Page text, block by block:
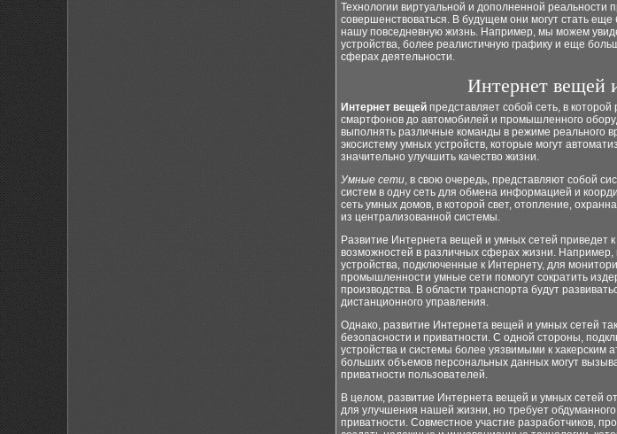
Технологии виртуальной и дополненной реальности
совершенствоваться. В будущем они могут стать
нашу повседневную жизнь. Например, мы можем
устройства, более реалистичную графику и еще
сферах деятельности.
Интернет вещей
Интернет вещей представляет собой сеть, в
смартфонов до автомобилей и промышленного
выполнять различные команды в режиме реального
экосистему умных устройств, которые могут
значительно улучшить качество жизни.
Умные сети, в свою очередь, представляют собой
систем в одну сеть для обмена информацией и
сеть умных домов, в которой свет, отопление,
из централизованной системы.
Развитие Интернета вещей и умных сетей приведет
возможностей в различных сферах жизни.
устройства, подключенные к Интернету, для
промышленности умные сети помогут сократить
производства. В области транспорта будут
дистанционного управления.
Однако, развитие Интернета вещей и умных сетей
безопасности и приватности. С одной стороны,
устройства и системы более уязвимыми к хакерским
больших объемов персональных данных могут
приватности пользователей.
В целом, развитие Интернета вещей и умных сетей
для улучшения нашей жизни, но требует
приватности. Совместное участие разработчиков,